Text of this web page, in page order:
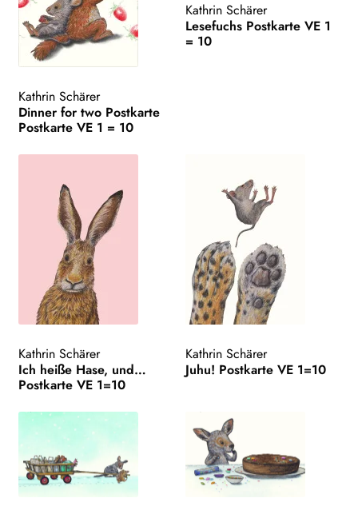
Kathrin Schärer
Dinner for two Postkarte
Postkarte VE 1 = 10
Kathrin Schärer
Lesefuchs Postkarte VE 1
= 10
Kathrin Schärer
Ich heiße Hase, und…
Postkarte VE 1=10
Kathrin Schärer
Juhu! Postkarte VE 1=10